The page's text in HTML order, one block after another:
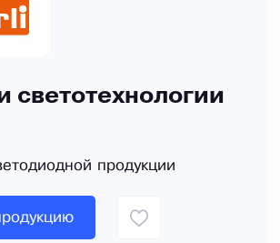
светотехнологии
продукции